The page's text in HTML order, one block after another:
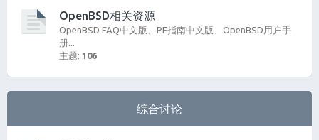
OpenBSD相关资源
OpenBSD FAQ中文版、PF指南中文版、OpenBSD用户手
册...
主题: 106
综合讨论